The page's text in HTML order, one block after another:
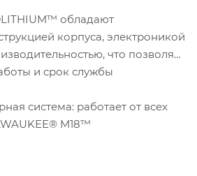
обладают
корпуса, электроникой
что позволяет
и срок службы
система: работает от всех
M18™